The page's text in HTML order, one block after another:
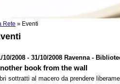
Rete » Eventi
10/2008 - 31/10/2008 Ravenna -
book from the wall
sottratti al macero da prendere